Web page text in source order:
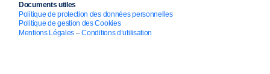
Documents utiles
Politique de protection des données personnelles
Politique de gestion des Cookies
Mentions Légales –Conditions d’utilisation